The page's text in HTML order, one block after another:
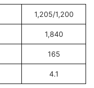
1,205/1,200
1,840
165
4.1